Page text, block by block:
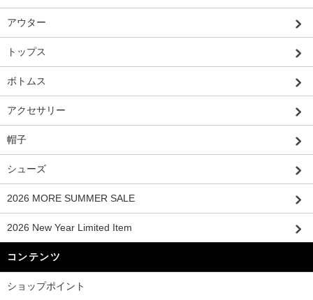
アウター
トップス
ボトムス
アクセサリー
帽子
シューズ
2026 MORE SUMMER SALE
2026 New Year Limited Item
コンテンツ
ショップポイント